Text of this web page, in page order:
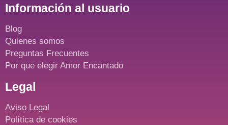
Información al usuario
Blog
Quienes somos
Preguntas Frecuentes
Por que elegir Amor Encantado
Legal
Aviso Legal
Política de cookies